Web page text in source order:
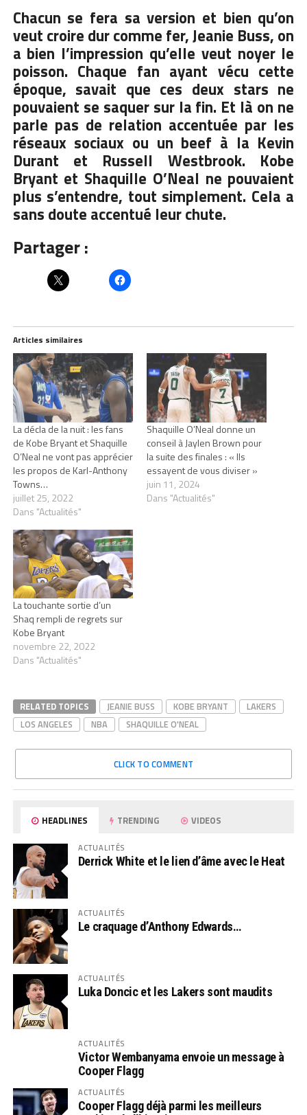
Chacun se fera sa version et bien qu’on
veut croire dur comme fer, Jeanie Buss, on
a bien l’impression qu’elle veut noyer le
poisson. Chaque fan ayant vécu cette
époque, savait que ces deux stars ne
pouvaient se saquer sur la fin. Et là on ne
parle pas de relation accentuée par les
réseaux sociaux ou un beef à la Kevin
Durant et Russell Westbrook. Kobe
Bryant et Shaquille O’Neal ne pouvaient
plus s’entendre, tout simplement. Cela a
sans doute accentué leur chute.
Partager :
Articles similaires
La décla de la nuit : les fans
de Kobe Bryant et Shaquille
O’Neal ne vont pas apprécier
les propos de Karl-Anthony
Towns…
juillet 25, 2022
Dans "Actualités"
Shaquille O’Neal donne un
conseil à Jaylen Brown pour
la suite des finales : « Ils
essayent de vous diviser »
juin 11, 2024
Dans "Actualités"
La touchante sortie d’un
Shaq rempli de regrets sur
Kobe Bryant
novembre 22, 2022
Dans "Actualités"
RELATED TOPICS JEANIE BUSS KOBE BRYANT
LAKERS
LOS ANGELES
NBA SHAQUILLE O'NEAL
CLICK TO COMMENT
HEADLINES TRENDING VIDEOS
ACTUALITÉS
Derrick White et le lien d’âme avec le Heat
ACTUALITÉS
Le craquage d’Anthony Edwards…
ACTUALITÉS
Luka Doncic et les Lakers sont maudits
ACTUALITÉS
Victor Wembanyama envoie un message à
Cooper Flagg
ACTUALITÉS
Cooper Flagg déjà parmi les meilleurs